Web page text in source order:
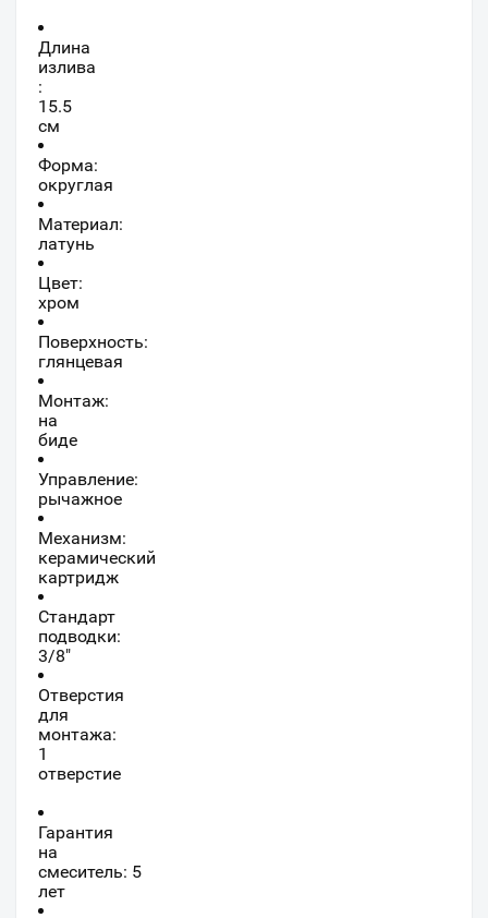
Длина
излива
:
15.5
см
Форма:
округлая
Материал:
латунь
Цвет:
хром
Поверхность:
глянцевая
Монтаж:
на
биде
Управление:
рычажное
Механизм:
керамический
картридж
Стандарт
подводки:
3/8"
Отверстия
для
монтажа:
1
отверстие
Гарантия
на
смеситель: 5
лет